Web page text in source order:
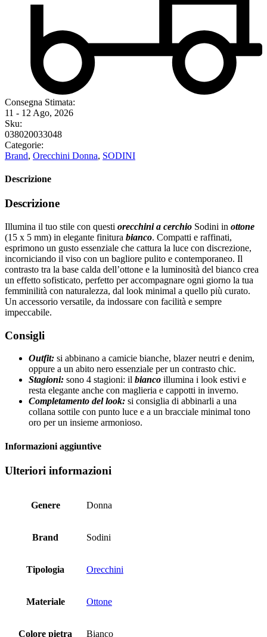
Consegna Stimata:
11 - 12 Ago, 2026
Sku:
038020033048
Categorie:
Brand, Orecchini Donna, SODINI
Descrizione
Descrizione
Illumina il tuo stile con questi orecchini a cerchio Sodini in ottone
(15 x 5 mm) in elegante finitura bianco. Compatti e raffinati,
esprimono un gusto essenziale che cattura la luce con discrezione,
incorniciando il viso con un bagliore pulito e contemporaneo. Il
contrasto tra la base calda dell’ottone e la luminosità del bianco crea
un effetto sofisticato, perfetto per accompagnare ogni giorno la tua
femminilità con naturalezza, dal look minimal a quello più curato.
Un accessorio versatile, da indossare con facilità e sempre
impeccabile.
Consigli
Outfit: si abbinano a camicie bianche, blazer neutri e denim,
oppure a un abito nero essenziale per un contrasto chic.
Stagioni: sono 4 stagioni: il bianco illumina i look estivi e
resta elegante anche con maglieria e cappotti in inverno.
Completamento del look: si consiglia di abbinarli a una
collana sottile con punto luce e a un bracciale minimal tono
oro per un insieme armonioso.
Informazioni aggiuntive
Ulteriori informazioni
Genere Donna
Brand Sodini
Tipologia Orecchini
Materiale Ottone
Colore pietra Bianco